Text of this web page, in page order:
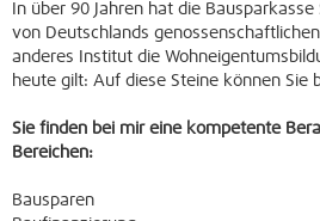
In über 90 Jahren hat die
von Deutschlands
anderes Institut die
heute gilt: Auf diese Steine können Sie
Sie finden bei mir eine kompetente
Bereichen:
Bausparen